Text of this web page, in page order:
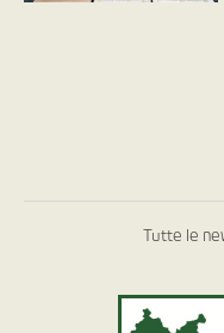
Tutte le